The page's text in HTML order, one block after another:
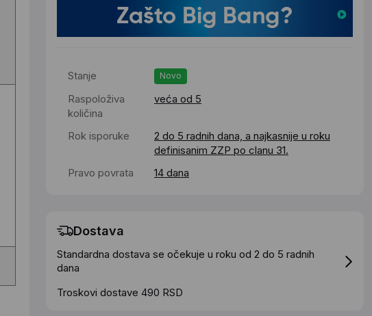
Stanje Novo
Raspoloživa
količina
veća od 5
Rok isporuke
2 do 5 radnih dana, a najkasnije u roku
definisanim ZZP po clanu 31.
Pravo povrata
14 dana
Dostava
Standardna dostava se očekuje u roku od 2 do 5 radnih
dana
Troskovi dostave 490 RSD